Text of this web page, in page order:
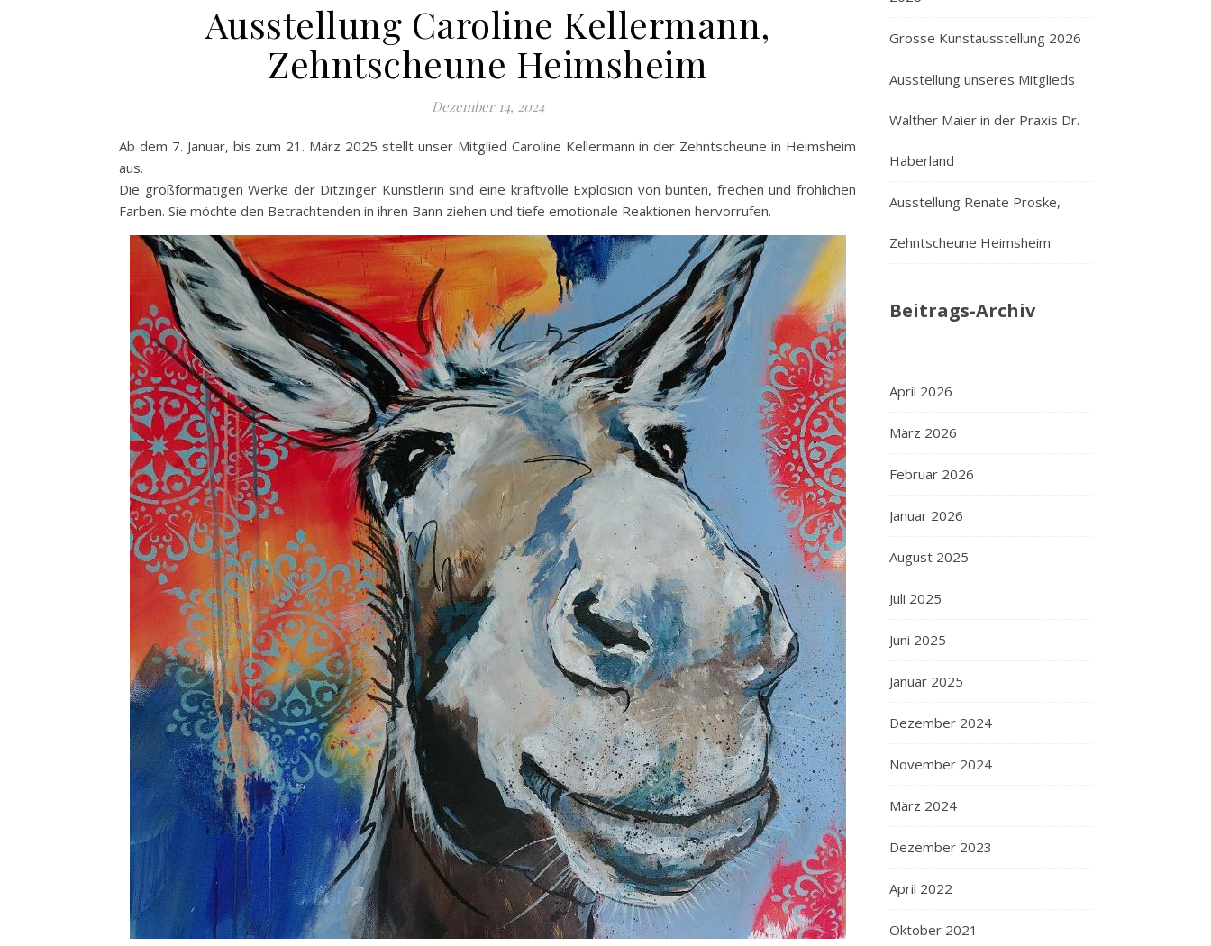
Ausstellung Caroline Kellermann,
Zehntscheune Heimsheim
Dezember 14, 2024
Ab dem 7. Januar, bis zum 21. März 2025 stellt unser Mitglied Caroline Kellermann in der Zehntscheune in Heimsheim
aus.
Die großformatigen Werke der Ditzinger Künstlerin sind eine kraftvolle Explosion von bunten, frechen und fröhlichen
Farben. Sie möchte den Betrachtenden in ihren Bann ziehen und tiefe emotionale Reaktionen hervorrufen.
Grosse Kunstausstellung 2026
Ausstellung unseres Mitglieds
Walther Maier in der Praxis Dr.
Haberland
Ausstellung Renate Proske,
Zehntscheune Heimsheim
Beitrags-Archiv
April 2026
März 2026
Februar 2026
Januar 2026
August 2025
Juli 2025
Juni 2025
Januar 2025
Dezember 2024
November 2024
März 2024
Dezember 2023
April 2022
Oktober 2021